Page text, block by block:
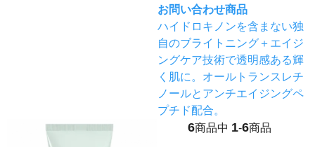
お問い合わせ商品
ハイドロキノンを含まない独
自のブライトニング＋エイジ
ングケア技術で透明感ある輝
く肌に。オールトランスレチ
ノールとアンチエイジングペ
プチド配合。
6商品中 1-6商品